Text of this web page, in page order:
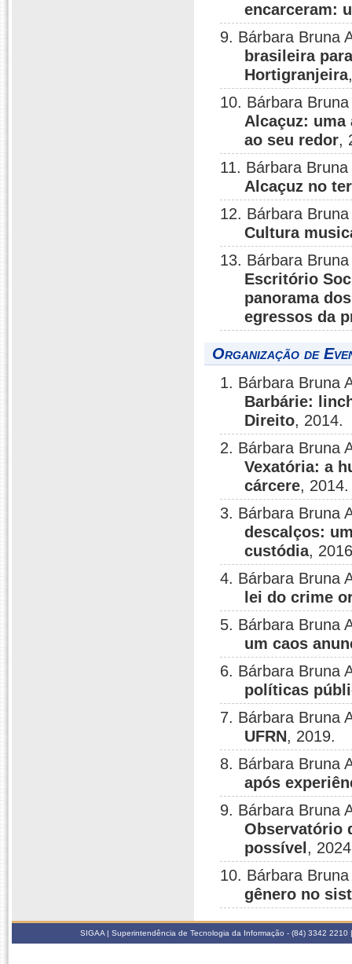
encarceram:
9. Bárbara Bruna
brasileira
Hortigranjeira
10. Bárbara
Alcaçuz:
ao seu redor,
11. Bárbara
Alcaçuz no
12. Bárbara
Cultura
13. Bárbara
Escritório
panorama
egressos da
Organização de
1. Bárbara Bruna
Barbárie:
Direito, 2014.
2. Bárbara Bruna
Vexatória: a
cárcere, 2014.
3. Bárbara Bruna
descalços:
custódia,
4. Bárbara Bruna
lei do crime
5. Bárbara Bruna
um caos
6. Bárbara Bruna
políticas
7. Bárbara Bruna
UFRN, 2019.
8. Bárbara Bruna
após
9. Bárbara Bruna
Observatório
possível ,
10. Bárbara
gênero no
SIGAA | Superintendência de Tecnologia da Informação - (84) 3342